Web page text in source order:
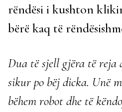
rëndësi i kushton
bërë kaq të
Dua të sjell gjëra të reja
sikur po bëj dicka. Unë
bëhem robot dhe të